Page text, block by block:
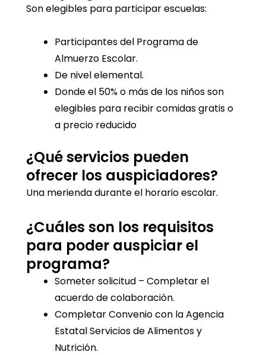
Son elegibles para participar escuelas:
Participantes del Programa de
Almuerzo Escolar.
De nivel elemental.
Donde el 50% o más de los niños son
elegibles para recibir comidas gratis o
a precio reducido
¿Qué servicios pueden
ofrecer los auspiciadores?
Una merienda durante el horario escolar.
¿Cuáles son los requisitos
para poder auspiciar el
programa?
Someter solicitud – Completar el
acuerdo de colaboración.
Completar Convenio con la Agencia
Estatal Servicios de Alimentos y
Nutrición.